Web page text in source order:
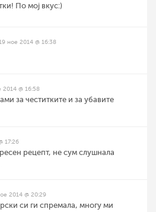
По мој вкус:)
ное 2014 @ 16:38
2014 @ 16:58
за честитките и за убавите
17:26
рецепт, не сум слушнала
2014 @ 20:29
си ги спремала, многу ми